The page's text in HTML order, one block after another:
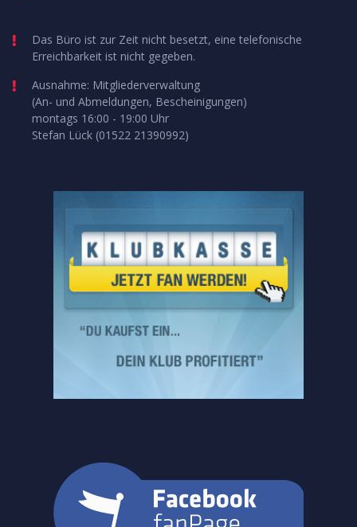
Das Büro ist zur Zeit nicht besetzt, eine telefonische
Erreichbarkeit ist nicht gegeben.
Ausnahme: Mitgliederverwaltung
(An- und Abmeldungen, Bescheinigungen)
montags 16:00 - 19:00 Uhr
Stefan Lück (01522 21390992)